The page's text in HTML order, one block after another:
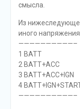
смысла.
Из
иного
——————————–
1 BATT
2 BATT+ACC
3 BATT+ACC+IGN
4
——————————–